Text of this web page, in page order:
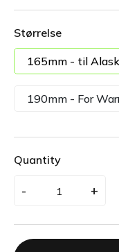
Størrelse
165mm - til
190mm - For
Quantity
- +